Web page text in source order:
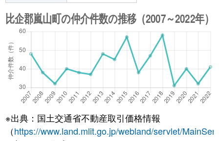
※出典：国土交通省不動産取引価格情報
（https://www.land.mlit.go.jp/webland/servlet/